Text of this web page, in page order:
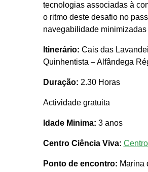
tecnologias associadas à
o ritmo deste desafio no
navegabilidade
Itinerário: Cais das
Quinhentista – Alfândega
Duração: 2.30 Horas
Actividade gratuita
Idade Minima: 3 anos
Centro Ciência Viva:
Ponto de encontro: Marina